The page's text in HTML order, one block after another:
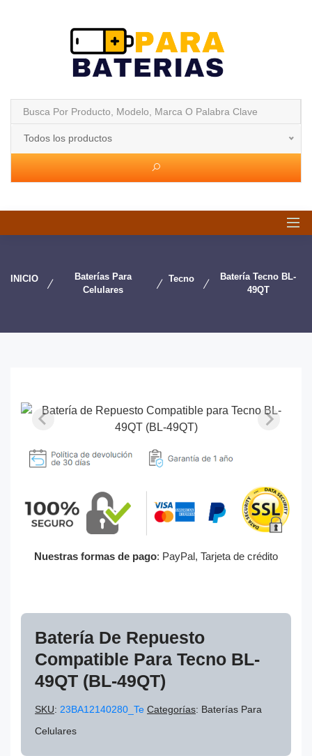
Todos los productos
INICIO
Baterías Para
Celulares
Tecno
Batería Tecno BL-
49QT
Nuestras formas de pago: PayPal, Tarjeta de crédito
Batería De Repuesto
Compatible Para Tecno BL-
49QT (BL-49QT)
SKU: 23BA12140280_Te Categorías: Baterías Para
Celulares